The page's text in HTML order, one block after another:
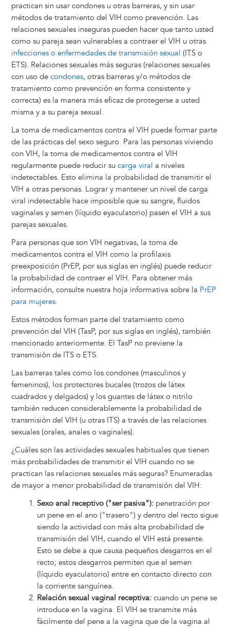
practican sin usar condones u otras barreras, y sin usar
métodos de tratamiento del VIH como prevención. Las
relaciones sexuales inseguras pueden hacer que tanto usted
como su pareja sean vulnerables a contraer el VIH u otras
infecciones o enfermedades de transmisión sexual (ITS o
ETS). Relaciones sexuales más seguras (relaciones sexuales
con uso de condones, otras barreras y/o métodos de
tratamiento como prevención en forma consistente y
correcta) es la manera más eficaz de protegerse a usted
misma y a su pareja sexual.
La toma de medicamentos contra el VIH puede formar parte
de las prácticas del sexo seguro. Para las personas viviendo
con VIH, la toma de medicamentos contra el VIH
regularmente puede reducir su carga viral a niveles
indetectables. Esto elimina la probabilidad de transmitir el
VIH a otras personas. Lograr y mantener un nivel de carga
viral indetectable hace imposible que su sangre, fluidos
vaginales y semen (líquido eyaculatorio) pasen el VIH a sus
parejas sexuales.
Para personas que son VIH negativas, la toma de
medicamentos contra el VIH como la profilaxis
preexposición (PrEP, por sus siglas en inglés) puede reducir
la probabilidad de contraer el VIH. Para obtener más
información, consulte nuestra hoja informativa sobre la PrEP
para mujeres.
Estos métodos forman parte del tratamiento como
prevención del VIH (TasP, por sus siglas en inglés), también
mencionado anteriormente. El TasP no previene la
transmisión de ITS o ETS.
Las barreras tales como los condones (masculinos y
femeninos), los protectores bucales (trozos de látex
cuadrados y delgados) y los guantes de látex o nitrilo
también reducen considerablemente la probabilidad de
transmisión del VIH (u otras ITS) a través de las relaciones
sexuales (orales, anales o vaginales).
¿Cuáles son las actividades sexuales habituales que tienen
más probabilidades de transmitir el VIH cuando no se
practican las relaciones sexuales más seguras? Enumeradas
de mayor a menor probabilidad de transmisión del VIH:
Sexo anal receptivo ("ser pasiva"):penetración por
un pene en el ano ("trasero") y dentro del recto sigue
siendo la actividad con más alta probabilidad de
transmisión del VIH, cuando el VIH está presente.
Esto se debe a que causa pequeños desgarros en el
recto; estos desgarros permiten que el semen
(líquido eyaculatorio) entre en contacto directo con
la corriente sanguínea.
Relación sexual vaginal receptiva:cuando un pene se
introduce en la vagina. El VIH se transmite más
fácilmente del pene a la vagina que de la vagina al